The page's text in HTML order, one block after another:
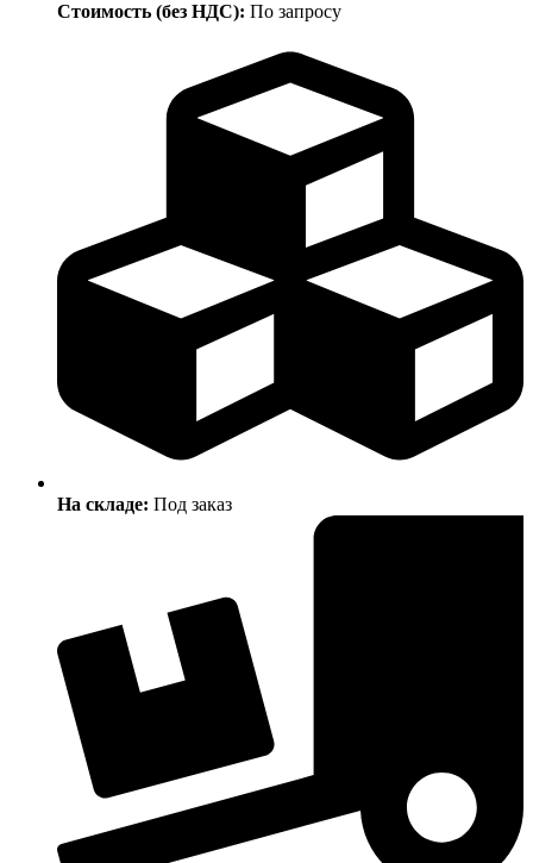
Стоимость (без НДС): По запросу
На складе: Под заказ